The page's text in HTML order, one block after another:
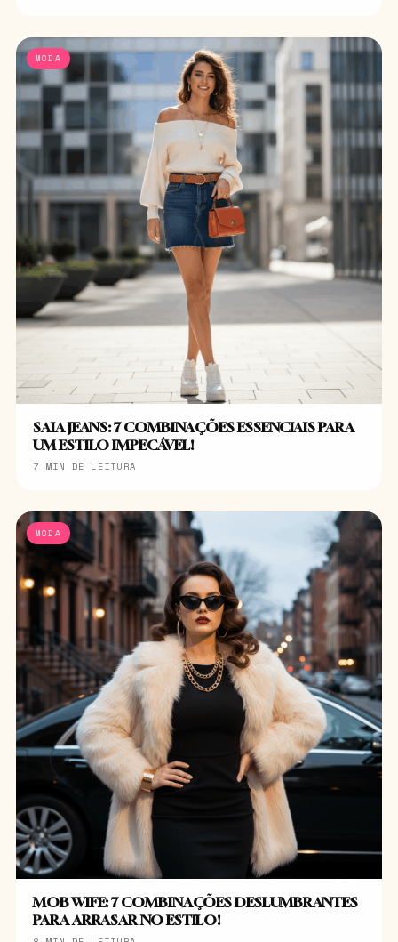
MODA
SAIA JEANS: 7 COMBINAÇÕES ESSENCIAIS PARA
UM ESTILO IMPECÁVEL!
7 MIN DE LEITURA
MODA
MOB WIFE: 7 COMBINAÇÕES DESLUMBRANTES
PARA ARRASAR NO ESTILO!